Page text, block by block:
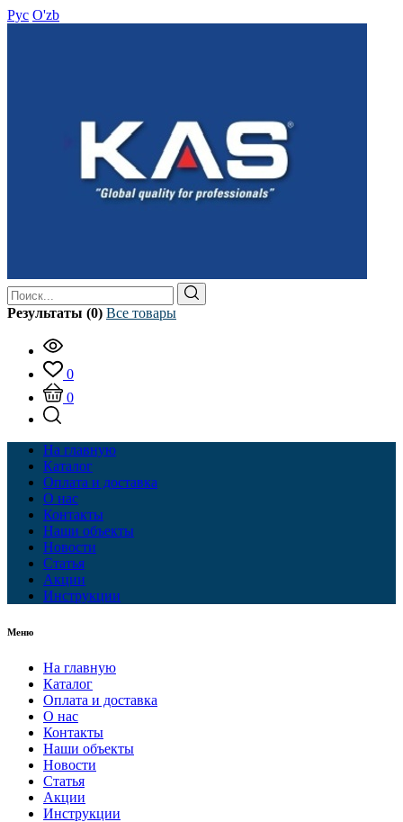
Рус O'zb
Результаты (0) Все товары
0
0
На главную
Каталог
Оплата и доставка
О нас
Контакты
Наши объекты
Новости
Статья
Акции
Инструкции
Меню
На главную
Каталог
Оплата и доставка
О нас
Контакты
Наши объекты
Новости
Статья
Акции
Инструкции